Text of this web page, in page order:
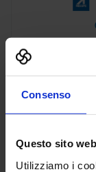
Consenso
Questo sito
Utilizziamo i